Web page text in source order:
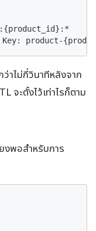
product-
ว่าไม่กี่วินาทีหลังจาก
จะตั้งไว้เท่าไรก็ตาม
งพอสำหรับการ